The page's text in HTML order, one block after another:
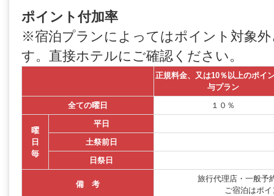
ポイント付加率
※宿泊プランによってはポイント対象
す。直接ホテルにご確認ください。
正規料金、又は10％以上のポイ
与プラン
全ての曜日
１０％
曜
日
毎
平日
土祭前日
日祭日
備 考
旅行代理店・一般予
ご宿泊はポ